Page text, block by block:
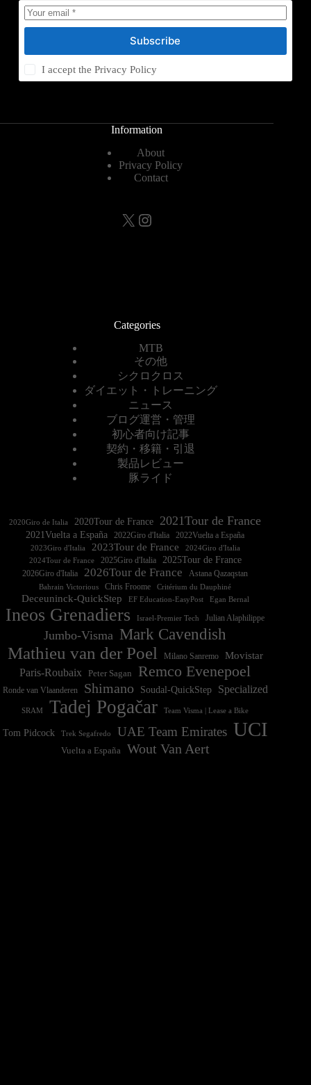
Subscribe
I accept thePrivacy Policy
Information
About
Privacy Policy
Contact
X Instagram
Categories
MTB
その他
シクロクロス
ダイエット・トレーニング
ニュース
ブログ運営・管理
初心者向け記事
契約・移籍・引退
製品レビュー
豚ライド
2020Giro de Italia 2020Tour de France 2021Tour de France
2021Vuelta a España 2022Vuelta a España
2023Giro d'Italia 2023Tour de France
2024Tour de France
2025Giro d'Italia 2025Tour de France
2026Giro d'Italia 2026Tour de France Astana Qazaqstan
Bahrain Victorious Chris Froome Critérium du Dauphiné
Deceuninck-QuickStep EF Education-EasyPost Egan Bernal
Ineos Grenadiers Israel-Premier Tech Julian Alaphilippe
Jumbo-Visma Mark Cavendish
Mathieu van der Poel Milano Sanremo
Movistar
Paris-Roubaix
Peter Sagan Remco Evenepoel
Ronde van Vlaanderen Shimano Soudal-QuickStep Specialized
SRAM Tadej Pogačar Team Visma | Lease a Bike
Tom Pidcock Trek Segafredo UAE Team Emirates UCI
Vuelta a España Wout Van Aert